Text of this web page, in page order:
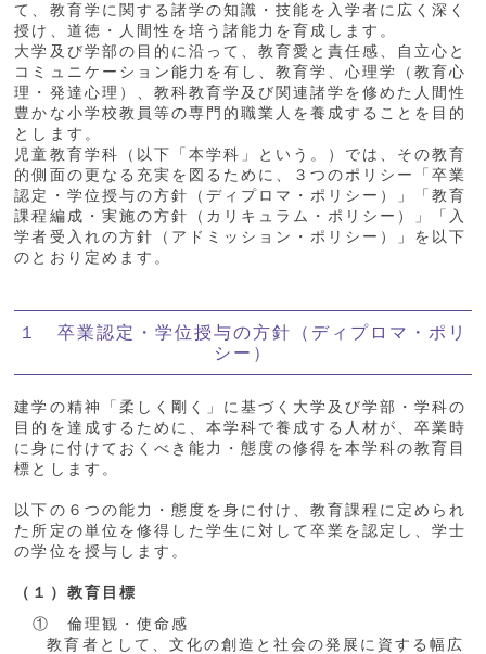
て、教育学に関する諸学の知識・技能を入学者に広く深く
授け、道徳・人間性を培う諸能力を育成します。
大学及び学部の目的に沿って、教育愛と責任感、自立心と
コミュニケーション能力を有し、教育学、心理学（教育心
理・発達心理）、教科教育学及び関連諸学を修めた人間性
豊かな小学校教員等の専門的職業人を養成することを目的
とします。
児童教育学科（以下「本学科」という。）では、その教育
的側面の更なる充実を図るために、３つのポリシー「卒業
認定・学位授与の方針（ディプロマ・ポリシー）」「教育
課程編成・実施の方針（カリキュラム・ポリシー）」「入
学者受入れの方針（アドミッション・ポリシー）」を以下
のとおり定めます。
１ 卒業認定・学位授与の方針（ディプロマ・ポリ
シー）
建学の精神「柔しく剛く」に基づく大学及び学部・学科の
目的を達成するために、本学科で養成する人材が、卒業時
に身に付けておくべき能力・態度の修得を本学科の教育目
標とします。
以下の６つの能力・態度を身に付け、教育課程に定められ
た所定の単位を修得した学生に対して卒業を認定し、学士
の学位を授与します。
（１）教育目標
① 倫理観・使命感
教育者として、文化の創造と社会の発展に資する幅広